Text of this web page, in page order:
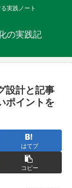
実践ノート
の実践記
設計と記事
ポイントを
はてブ
コピー